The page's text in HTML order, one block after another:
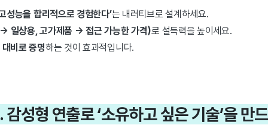
성능을 합리적으로 경험한다’는 내러티브로 설계하세요.
일상용, 고가제품 → 접근 가능한 가격)로 설득력을 높이세요.
비로 증명하는 것이 효과적입니다.
형 연출로 ‘소유하고 싶은 기술’을 만